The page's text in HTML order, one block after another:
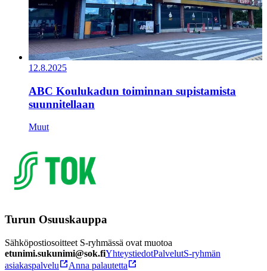
12.8.2025
ABC Koulukadun toiminnan supistamista
suunnitellaan
Muut
Turun Osuuskauppa
Sähköpostiosoitteet S-ryhmässä ovat muotoa
etunimi.sukunimi@sok.fiYhteystiedotPalvelutS-ryhmän
asiakaspalvelu
Anna palautetta